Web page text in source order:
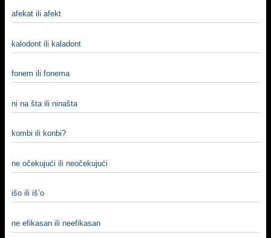
afekat ili afekt
kalodont ili kaladont
fonem ili fonema
ni na šta ili ninašta
kombi ili konbi?
ne očekujući ili neočekujući
išo ili iš’o
ne efikasan ili neefikasan